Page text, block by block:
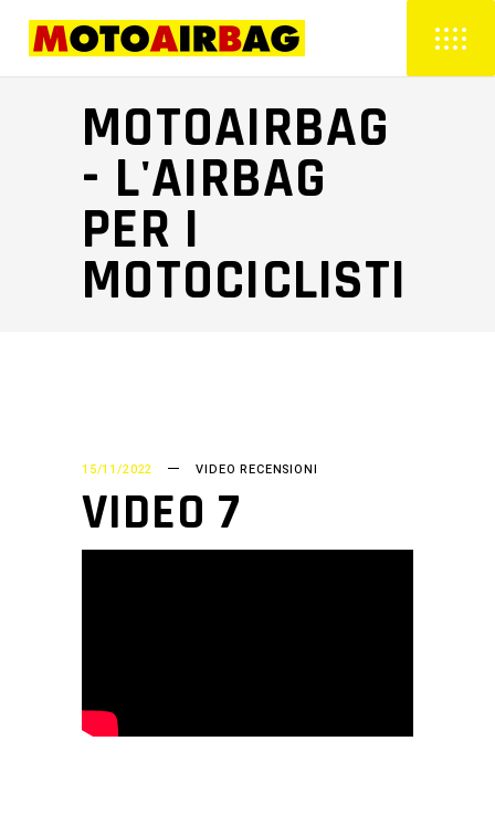
MOTOAIRBAG
- L'AIRBAG
PER I
MOTOCICLISTI
15/11/2022 VIDEO RECENSIONI
VIDEO 7